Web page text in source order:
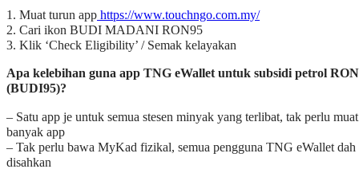
1. Muat turun app https://www.touchngo.com.my/
2. Cari ikon BUDI MADANI RON95
3. Klik ‘Check Eligibility’ / Semak kelayakan
Apa kelebihan guna app TNG eWallet untuk subsidi petrol
(BUDI95)?
– Satu app je untuk semua stesen minyak yang terlibat, tak perlu
banyak app
– Tak perlu bawa MyKad fizikal, semua pengguna TNG eWallet dah
disahkan